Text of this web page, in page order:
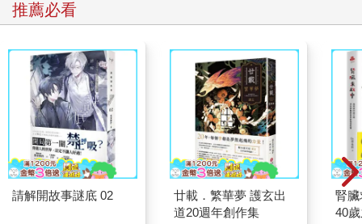
推薦必看
請解開故事謎底 02
廿載．繁華夢 護玄出
道20週年創作集
腎
40